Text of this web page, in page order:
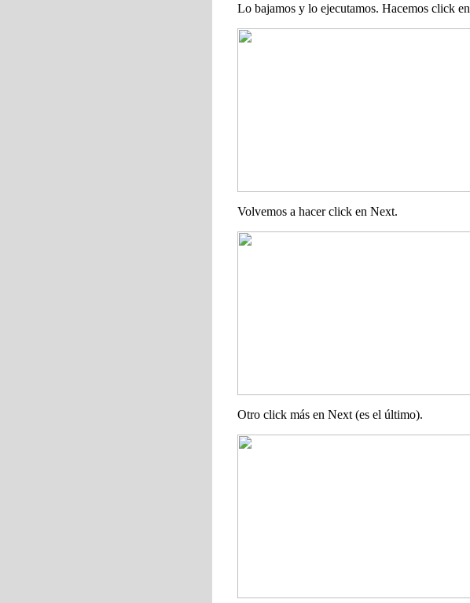
Lo bajamos y lo ejecutamos. Hacemos click en
Volvemos a hacer click en Next.
Otro click más en Next (es el último).